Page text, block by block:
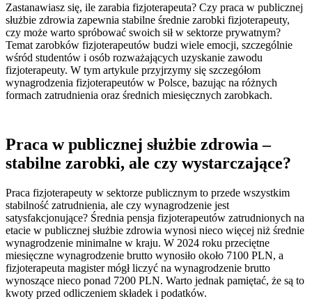
Zastanawiasz się, ile zarabia fizjoterapeuta? Czy praca w publicznej
służbie zdrowia zapewnia stabilne średnie zarobki fizjoterapeuty,
czy może warto spróbować swoich sił w sektorze prywatnym?
Temat zarobków fizjoterapeutów budzi wiele emocji, szczególnie
wśród studentów i osób rozważających uzyskanie zawodu
fizjoterapeuty. W tym artykule przyjrzymy się szczegółom
wynagrodzenia fizjoterapeutów w Polsce, bazując na różnych
formach zatrudnienia oraz średnich miesięcznych zarobkach.
Praca w publicznej służbie zdrowia –
stabilne zarobki, ale czy wystarczające?
Praca fizjoterapeuty w sektorze publicznym to przede wszystkim
stabilność zatrudnienia, ale czy wynagrodzenie jest
satysfakcjonujące? Średnia pensja fizjoterapeutów zatrudnionych na
etacie w publicznej służbie zdrowia wynosi nieco więcej niż średnie
wynagrodzenie minimalne w kraju. W 2024 roku przeciętne
miesięczne wynagrodzenie brutto wynosiło około 7100 PLN, a
fizjoterapeuta magister mógł liczyć na wynagrodzenie brutto
wynoszące nieco ponad 7200 PLN. Warto jednak pamiętać, że są to
kwoty przed odliczeniem składek i podatków.